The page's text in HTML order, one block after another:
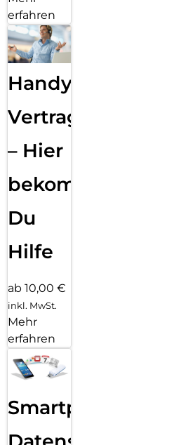
erfahren
Handy
Vertragsabwicklung
– Hier
bekommst
Du
Hilfe
ab 10,00 €
inkl. MwSt.
Mehr
erfahren
Smartphone